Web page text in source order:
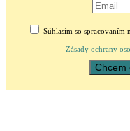
Súhlasím so spracovaním
Zásady ochrany